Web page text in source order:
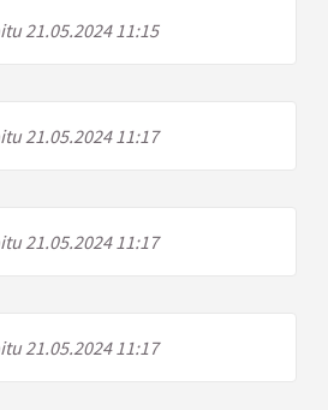
21.05.2024 11:15
21.05.2024 11:17
21.05.2024 11:17
21.05.2024 11:17